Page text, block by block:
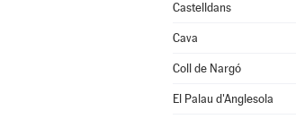
Castelldans
Cava
Coll de Nargó
El Palau d'Anglesola